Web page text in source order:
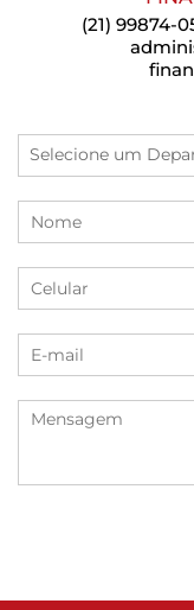
(21) 99874-